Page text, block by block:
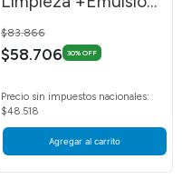
250ml
Price reduced from
$83.866
$58.706 30% OFF
Precio sin impuestos nacionales:
$48.518
Agregar al carrito